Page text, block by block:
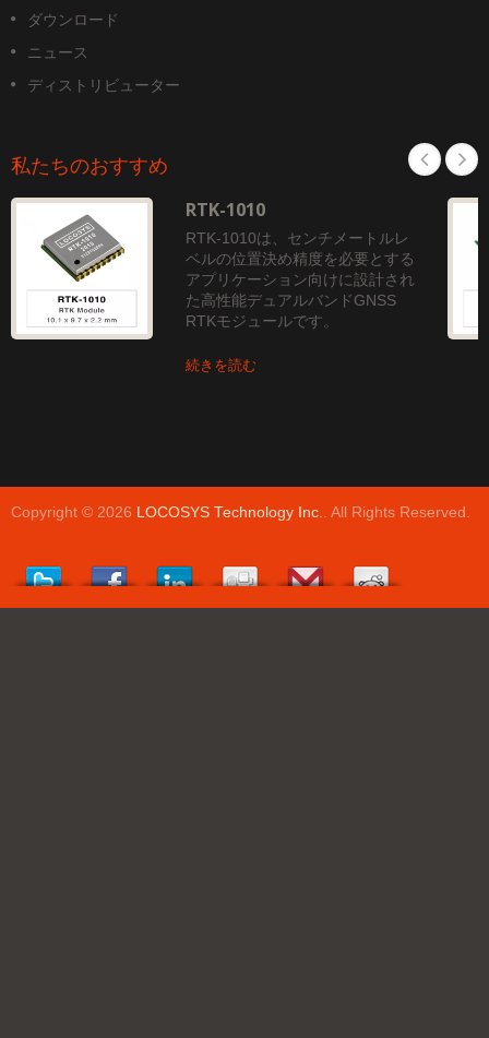
ダウンロード
ニュース
ディストリビューター
私たちのおすすめ
RTK-1010
RTK-1010は、センチメートルレ
ベルの位置決め精度を必要とする
アプリケーション向けに設計され
た高性能デュアルバンドGNSS
RTKモジュールです。
続きを読む
Copyright © 2026 LOCOSYS Technology Inc.. All Rights Reserved.